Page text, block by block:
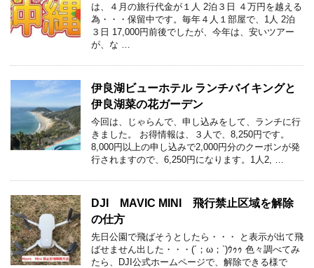
は、４月の旅行代金が１人 2泊３日 ４万円を越える
為・・・保留中です。毎年４人１部屋で、1人 2泊
３日 17,000円前後でしたが、今年は、安いツアー
が、な …
伊良湖ビューホテル ランチバイキングと
伊良湖菜の花ガーデン
今回は、じゃらんで、申し込みをして、ランチに行
きました。 お得情報は、３人で、8,250円です。
8,000円以上の申し込みで2,000円分のクーポンが発
行されますので、6,250円になります。1人2, …
DJI MAVIC MINI 飛行禁止区域を解除
の仕方
先日公園で飛ばそうとしたら・・・ と表示が出て飛
ばせません出した・・・(´；ω；`)ｳｩｩ 色々調べてみ
たら、DJI公式ホームページで、解除できる様で